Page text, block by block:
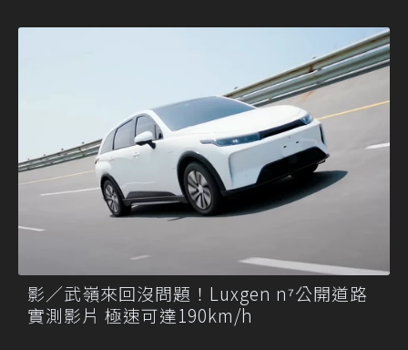
影／武嶺來回沒問題！Luxgen n⁷公開道路
實測影片 極速可達190km/h